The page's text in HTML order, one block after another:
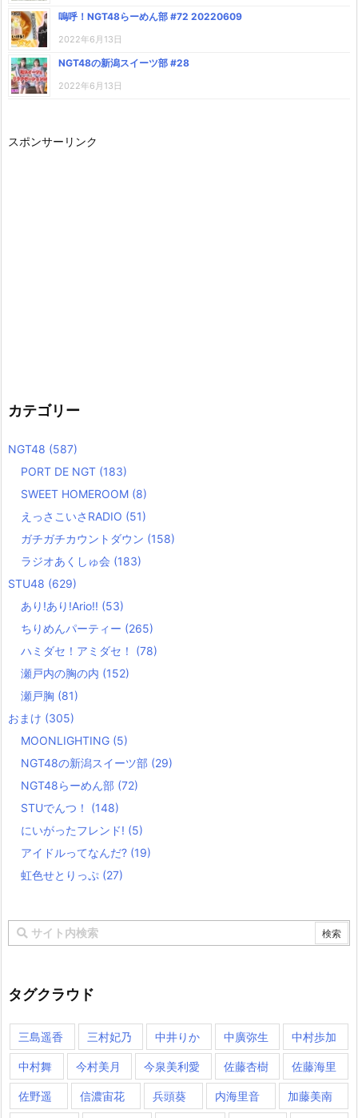
嗚呼！NGT48らーめん部 #72 20220609
2022年6月13日
NGT48の新潟スイーツ部 #28
2022年6月13日
スポンサーリンク
カテゴリー
NGT48 (587)
PORT DE NGT (183)
SWEET HOMEROOM (8)
えっさこいさRADIO (51)
ガチガチカウントダウン (158)
ラジオあくしゅ会 (183)
STU48 (629)
あり!あり!Ario!! (53)
ちりめんパーティー (265)
ハミダセ！アミダセ！ (78)
瀬戸内の胸の内 (152)
瀬戸胸 (81)
おまけ (305)
MOONLIGHTING (5)
NGT48の新潟スイーツ部 (29)
NGT48らーめん部 (72)
STUでんつ！ (148)
にいがったフレンド! (5)
アイドルってなんだ? (19)
虹色せとりっぷ (27)
タグクラウド
三島遥香 三村妃乃 中井りか 中廣弥生 中村歩加
中村舞 今村美月 今泉美利愛 佐藤杏樹 佐藤海里
佐野遥 信濃宙花 兵頭葵 内海里音 加藤美南